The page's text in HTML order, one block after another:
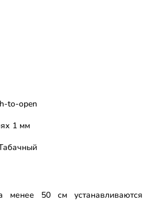
to-open
1 мм
менее 50 см устанавливаются